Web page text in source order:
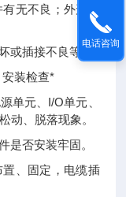
无不良；外形是
或插接不良等。
装检查*
元、I/O单元、
动、脱落现象。
否安装牢固。
、固定，电缆插
电话咨询